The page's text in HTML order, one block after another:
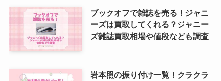
ブックオフで雑誌を売る！ジャニ
ーズは買取してくれる？ジャニー
ズ雑誌買取相場や値段なども調査
岩本照の振り付け一覧！クラクラ